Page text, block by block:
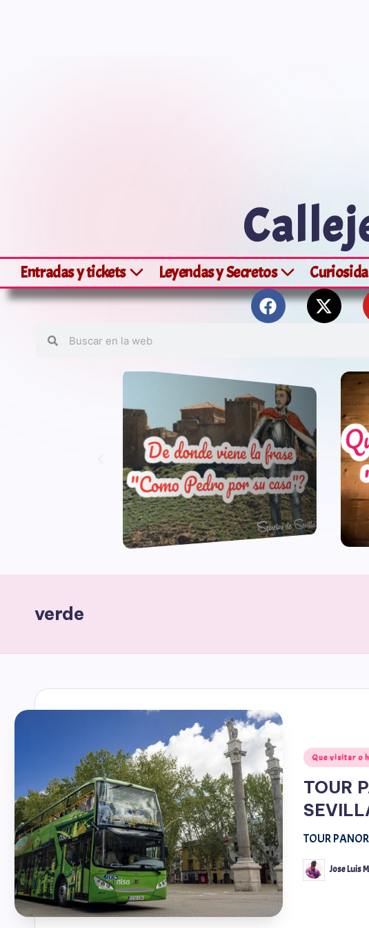
Entradas y tickets Leyendas y Secretos
verde
Que visitar o
TOUR
TOUR
Jose Luis